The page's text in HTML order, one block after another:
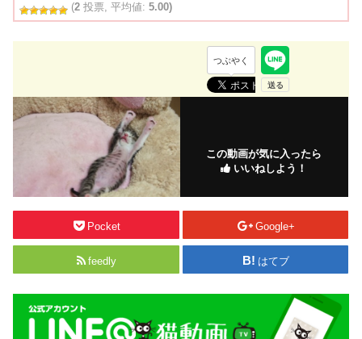
(2 投票, 平均値:5.00)
つぶやく
この動画が気に入ったら
いいねしよう！
Pocket Google+
feedly はてブ